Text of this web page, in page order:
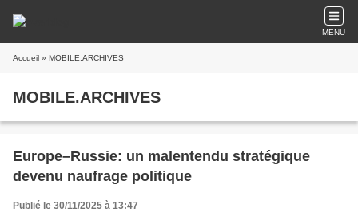
MENU
Accueil » MOBILE.ARCHIVES
MOBILE.ARCHIVES
Europe–Russie: un malentendu stratégique
devenu naufrage politique
Publié le 30/11/2025 à 13:47